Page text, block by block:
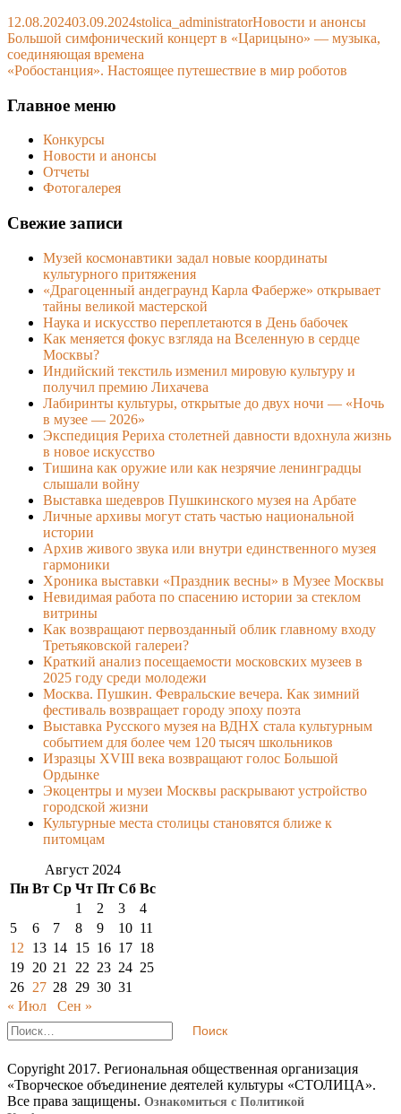
Published
on
12.08.202403.09.2024Author
stolica_administratorCategories
Новости и анонсы
Навигация
по
Previous
article:
Большой симфонический концерт в «Царицыно» — музыка,
соединяющая времена
Next
«Робостанция». Настоящее путешествие в мир роботов
Main
Sidebar
Главное меню
Конкурсы
Новости и анонсы
Отчеты
Фотогалерея
Свежие записи
Музей космонавтики задал новые координаты
культурного притяжения
«Драгоценный андеграунд Карла Фаберже» открывает
тайны великой мастерской
Наука и искусство переплетаются в День бабочек
Как меняется фокус взгляда на Вселенную в сердце
Москвы?
Индийский текстиль изменил мировую культуру и
получил премию Лихачева
Лабиринты культуры, открытые до двух ночи — «Ночь
в музее — 2026»
Экспедиция Рериха столетней давности вдохнула жизнь
в новое искусство
Тишина как оружие или как незрячие ленинградцы
слышали войну
Выставка шедевров Пушкинского музея на Арбате
Личные архивы могут стать частью национальной
истории
Архив живого звука или внутри единственного музея
гармоники
Хроника выставки «Праздник весны» в Музее Москвы
Невидимая работа по спасению истории за стеклом
витрины
Как возвращают первозданный облик главному входу
Третьяковской галереи?
Краткий анализ посещаемости московских музеев в
2025 году среди молодежи
Москва. Пушкин. Февральские вечера. Как зимний
фестиваль возвращает городу эпоху поэта
Выставка Русского музея на ВДНХ стала культурным
событием для более чем 120 тысяч школьников
Изразцы XVIII века возвращают голос Большой
Ордынке
Экоцентры и музеи Москвы раскрывают устройство
городской жизни
Культурные места столицы становятся ближе к
питомцам
Август 2024
Пн Вт Ср Чт Пт Сб Вс
1
2 3
4
5
6 7 8 9 10 11
12
13 14 15 16 17 18
19 20 21 22 23 24 25
26 27 28 29 30 31
« Июл
Сен »
Footer
Найти:
Copyright 2017. Региональная общественная организация
«Творческое объединение деятелей культуры «СТОЛИЦА».
Все права защищены. Ознакомиться с Политикой